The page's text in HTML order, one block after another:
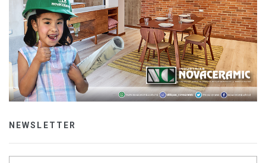
NEWSLETTER